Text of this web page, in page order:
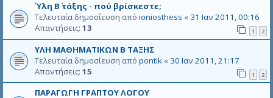
Ύλη Β΄ τάξης - πού βρίσκεστε;
Τελευταία δημοσίευση από ioniosthess « 31 Ιαν 2011, 00:16
Απαντήσεις: 13 1 2
ΥΛΗ ΜΑΘΗΜΑΤΙΚΩΝ Β ΤΑΞΗΣ
Τελευταία δημοσίευση από pontik « 30 Ιαν 2011, 21:17
Απαντήσεις: 15 1 2
ΠΑΡΑΓΩΓΗ ΓΡΑΠΤΟΥ ΛΟΓΟΥ